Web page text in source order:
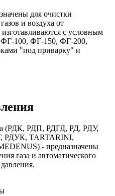
для очистки
и воздуха от
с условным
100, ФГ-150, ФГ-200,
"под приварку" и
(РДК, РДП, РДГД, РД, РДУ,
РДУК, TARTARINI,
- предназначены
газа и автоматического